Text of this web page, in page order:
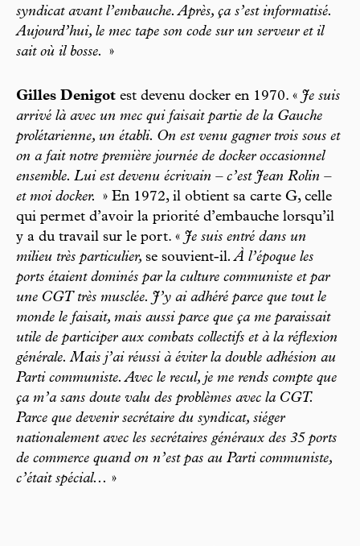
syndicat avant l’embauche. Après, ça s’est informatisé.
Aujourd’hui, le mec tape son code sur un serveur et il
sait où il bosse.
»
Gilles Denigot est devenu docker en 1970. « Je suis
arrivé là avec un mec qui faisait partie de la Gauche
prolétarienne, un établi. On est venu gagner trois sous et
on a fait notre première journée de docker occasionnel
ensemble. Lui est devenu écrivain – c’est Jean Rolin –
et moi docker.
» En 1972, il obtient sa carte G, celle
qui permet d’avoir la priorité d’embauche lorsqu’il
y a du travail sur le port. « Je suis entré dans un
milieu très particulier, se souvient-il. À l’époque les
ports étaient dominés par la culture communiste et par
une CGT très musclée. J’y ai adhéré parce que tout le
monde le faisait, mais aussi parce que ça me paraissait
utile de participer aux combats collectifs et à la réflexion
générale. Mais j’ai réussi à éviter la double adhésion au
Parti communiste. Avec le recul, je me rends compte que
ça m’a sans doute valu des problèmes avec la CGT.
Parce que devenir secrétaire du syndicat, siéger
nationalement avec les secrétaires généraux des 35 ports
de commerce quand on n’est pas au Parti communiste,
c’était spécial... »